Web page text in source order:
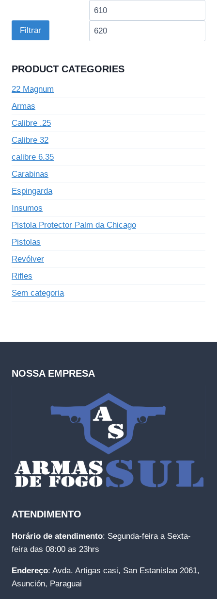
Preço
Filtrar
PRODUCT CATEGORIES
22 Magnum
Armas
Calibre .25
Calibre 32
calibre 6.35
Carabinas
Espingarda
Insumos
Pistola Protector Palm da Chicago
Pistolas
Revólver
Rifles
Sem categoria
NOSSA EMPRESA
ATENDIMENTO
Horário de atendimento: Segunda-feira a Sexta-
feira das 08:00 as 23hrs
Endereço: Avda. Artigas casi, San Estanislao 2061,
Asunción, Paraguai